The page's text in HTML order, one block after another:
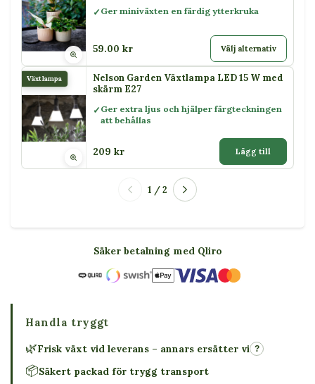
Ger miniväxten en färdig ytterkruka
59.00 kr Välj alternativ
Växtlampa
Nelson Garden Växtlampa LED 15 W med
skärm E27
Ger extra ljus och hjälper färgteckningen
att behållas
209 kr Lägg till
1 / 2
Säker betalning med Qliro
Handla tryggt
🌿Frisk växt vid leverans – annars ersätter vi ?
📦Säkert packad för trygg transport